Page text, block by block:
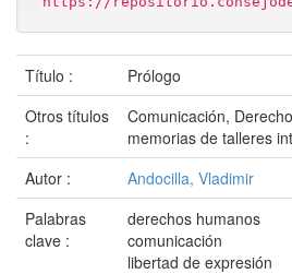
Título :
Prólogo
Otros títulos
:
Comunicación,
memorias de talleres
Autor :
Andocilla, Vladimir
Palabras
clave :
derechos humanos
comunicación
libertad de expresión